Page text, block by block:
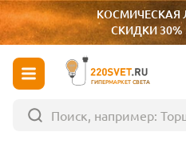
КОСМИЧЕСКАЯ
СКИДКИ 30%
ГИПЕРМАРКЕТ СВЕТА